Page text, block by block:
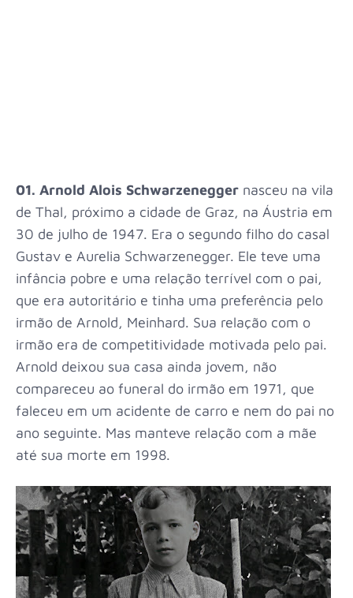
01. Arnold Alois Schwarzenegger nasceu na vila
de Thal, próximo a cidade de Graz, na Áustria em
30 de julho de 1947. Era o segundo filho do casal
Gustav e Aurelia Schwarzenegger. Ele teve uma
infância pobre e uma relação terrível com o pai,
que era autoritário e tinha uma preferência pelo
irmão de Arnold, Meinhard. Sua relação com o
irmão era de competitividade motivada pelo pai.
Arnold deixou sua casa ainda jovem, não
compareceu ao funeral do irmão em 1971, que
faleceu em um acidente de carro e nem do pai no
ano seguinte. Mas manteve relação com a mãe
até sua morte em 1998.